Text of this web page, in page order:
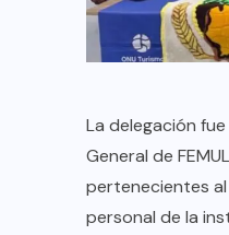
La delegación
General de
pertenecientes
personal de la